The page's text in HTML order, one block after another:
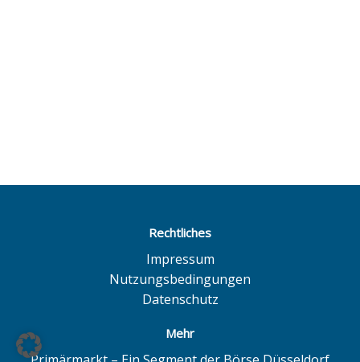
Rechtliches
Impressum
Nutzungsbedingungen
Datenschutz
Mehr